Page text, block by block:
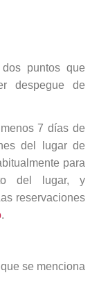
puntos que
despegue de
7 días de
del lugar de
para
del lugar, y
reservaciones
.
se menciona